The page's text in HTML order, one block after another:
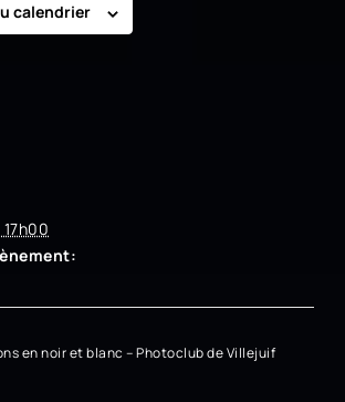
calendrier
en noir et blanc – Photoclub de Villejuif